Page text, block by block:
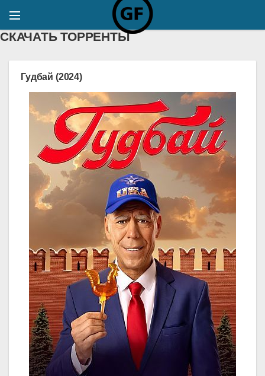
СКАЧАТЬ ТОРРЕНТЫ
Гудбай (2024)